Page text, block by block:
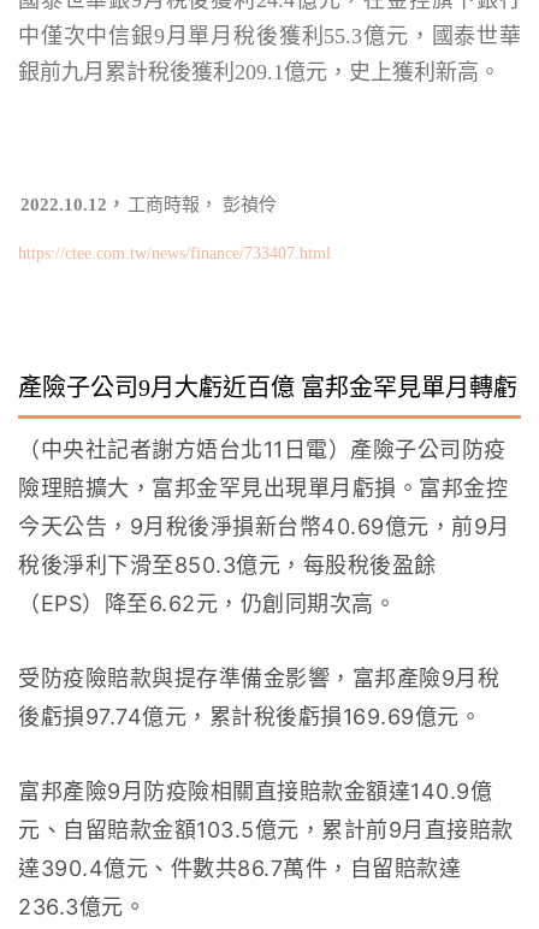
中僅次中信銀9月單月稅後獲利55.3億元，國泰世華
銀前九月累計稅後獲利209.1億元，史上獲利新高。
2022.10.12， 工商時報， 彭禎伶
https://ctee.com.tw/news/finance/733407.html
產險子公司9月大虧近百億 富邦金罕見單月轉虧
（中央社記者謝方娪台北11日電）產險子公司防疫
險理賠擴大，富邦金罕見出現單月虧損。富邦金控
今天公告，9月稅後淨損新台幣40.69億元，前9月
稅後淨利下滑至850.3億元，每股稅後盈餘
（EPS）降至6.62元，仍創同期次高。
受防疫險賠款與提存準備金影響，富邦產險9月稅
後虧損97.74億元，累計稅後虧損169.69億元。
富邦產險9月防疫險相關直接賠款金額達140.9億
元、自留賠款金額103.5億元，累計前9月直接賠款
達390.4億元、件數共86.7萬件，自留賠款達
236.3億元。